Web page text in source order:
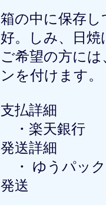
箱の中に保存
好。しみ、日
ご希望の方に
ンを付けます。
支払詳細
・楽天銀行
発送詳細
・ ゆうパッ
発送